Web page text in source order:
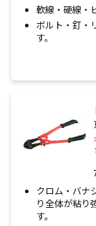
軟線・硬線・
ボルト・釘・
す。
クロム・バナ
り全体が粘り
す。